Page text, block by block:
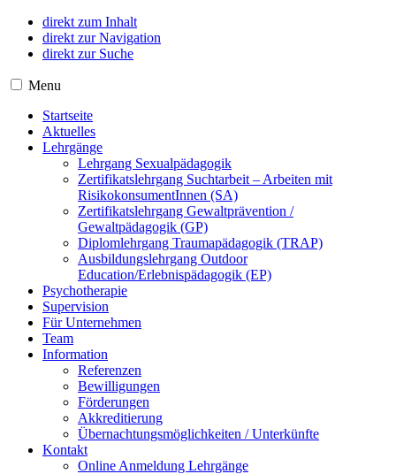
direkt zum Inhalt
direkt zur Navigation
direkt zur Suche
Menu
Startseite
Aktuelles
Lehrgänge
Lehrgang Sexualpädagogik
Zertifikatslehrgang Suchtarbeit – Arbeiten mit
RisikokonsumentInnen (SA)
Zertifikatslehrgang Gewaltprävention /
Gewaltpädagogik (GP)
Diplomlehrgang Traumapädagogik (TRAP)
Ausbildungslehrgang Outdoor
Education/Erlebnispädagogik (EP)
Psychotherapie
Supervision
Für Unternehmen
Team
Information
Referenzen
Bewilligungen
Förderungen
Akkreditierung
Übernachtungsmöglichkeiten / Unterkünfte
Kontakt
Online Anmeldung Lehrgänge